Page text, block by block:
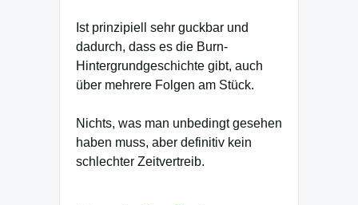
Ist prinzipiell sehr guckbar und
dadurch, dass es die Burn-
Hintergrundgeschichte gibt, auch
über mehrere Folgen am Stück.
Nichts, was man unbedingt gesehen
haben muss, aber definitiv kein
schlechter Zeitvertreib.